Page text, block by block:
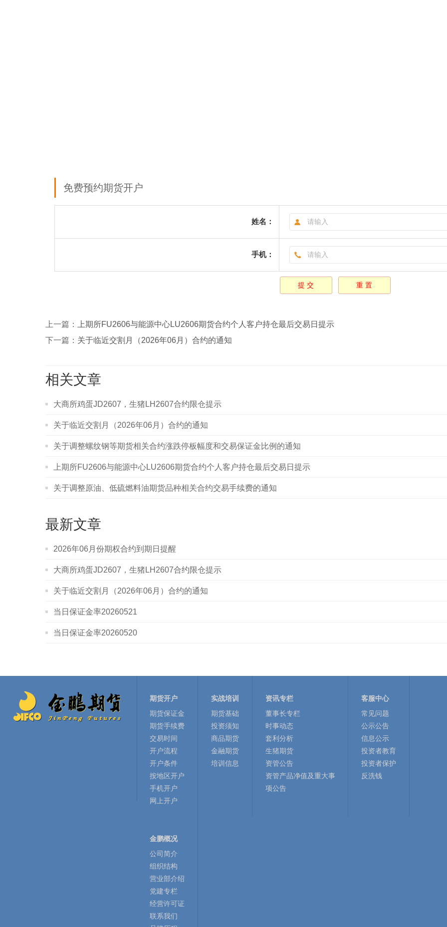
免费预约期货开户
姓名：
手机：
上一篇：
上期所FU2606与能源中心LU2606期货合约个人客户持仓最后交易日提示
下一篇： 关于临近交割月（2026年06月）合约的通知
相关文章
大商所鸡蛋JD2607，生猪LH2607合约限仓提示
关于临近交割月（2026年06月）合约的通知
关于调整螺纹钢等期货相关合约涨跌停板幅度和交易保证金比例的通知
上期所FU2606与能源中心LU2606期货合约个人客户持仓最后交易日提示
关于调整原油、低硫燃料油期货品种相关合约交易手续费的通知
最新文章
2026年06月份期权合约到期日提醒
大商所鸡蛋JD2607，生猪LH2607合约限仓提示
关于临近交割月（2026年06月）合约的通知
当日保证金率20260521
当日保证金率20260520
期货开户
期货保证金
期货手续费
交易时间
开户流程
开户条件
按地区开户
手机开户
网上开户
实战培训
期货基础
投资须知
商品期货
金融期货
培训信息
资讯专栏
董事长专栏
时事动态
套利分析
生猪期货
资管公告
资管产品净值及重大事
项公告
客服中心
常见问题
公示公告
信息公示
投资者教育
投资者保护
反洗钱
金鹏概况
公司简介
组织结构
营业部介绍
党建专栏
经营许可证
联系我们